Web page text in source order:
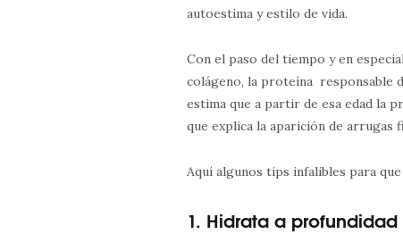
autoestima y estilo de vida.
Con el paso del tiempo y en
colágeno, la proteína responsable
estima que a partir de esa edad la
que explica la aparición de arrugas
Aquí algunos tips infalibles para
1. Hidrata a profundidad